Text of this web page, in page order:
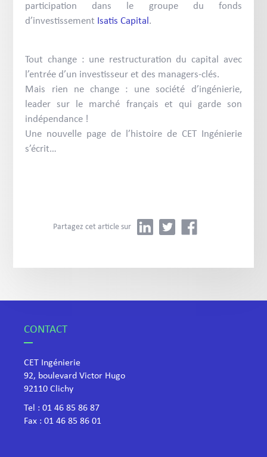
participation dans le groupe du fonds
d’investissement Isatis Capital .
Tout change : une restructuration du capital avec
l’entrée d’un investisseur et des managers-clés.
Mais rien ne change : une société d’ingénierie,
leader sur le marché français et qui garde son
indépendance !
Une nouvelle page de l’histoire de CET Ingénierie
s’écrit…
Partagez cet article sur
CONTACT
CET Ingénierie
92, boulevard Victor Hugo
​92110 Clichy
Tel : 01 46 85 86 87
Fax : 01 46 85 86 01